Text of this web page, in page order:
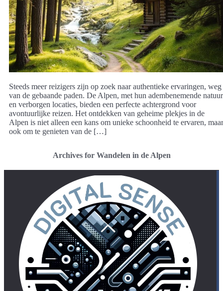
Steeds meer reizigers zijn op zoek naar authentieke ervaringen, weg
van de gebaande paden. De Alpen, met hun adembenemende natuur
en verborgen locaties, bieden een perfecte achtergrond voor
avontuurlijke reizen. Het ontdekken van geheime plekjes in de
Alpen is niet alleen een kans om unieke schoonheid te ervaren, maar
ook om te genieten van de […]
Archives for Wandelen in de Alpen